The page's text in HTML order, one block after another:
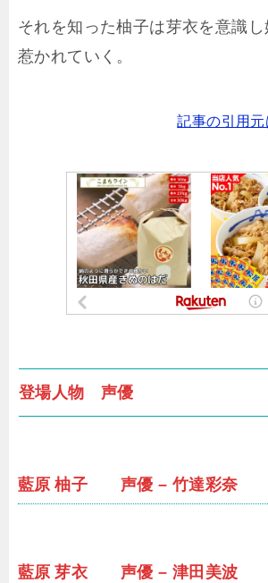
それを知った柚子は芽衣を意識
惹かれていく。
記事の引用
登場人物 声優
藍原 柚子 声優 – 竹達彩奈
藍原 芽衣 声優 – 津田美波